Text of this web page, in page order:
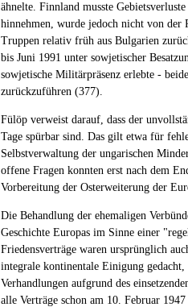
ähnelte. Finnland musste
hinnehmen, wurde jedoch nicht von der
Truppen relativ früh aus Bulgarien
bis Juni 1991 unter sowjetischer
sowjetische Militärpräsenz erlebte -
zurückzuführen (377).
Fülöp verweist darauf, dass der
Tage spürbar sind. Das gilt etwa für
Selbstverwaltung der ungarischen
offene Fragen konnten erst nach dem
Vorbereitung der Osterweiterung der
Die Behandlung der ehemaligen
Geschichte Europas im Sinne einer
Friedensverträge waren ursprünglich
integrale kontinentale Einigung
Verhandlungen aufgrund des
alle Verträge schon am 10. Februar